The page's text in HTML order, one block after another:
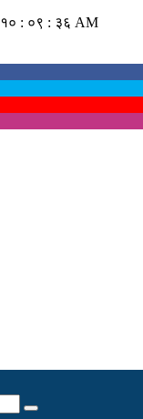
१० : ०९ : ३७ AM